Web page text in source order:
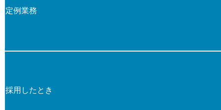
定例業務
採用したとき